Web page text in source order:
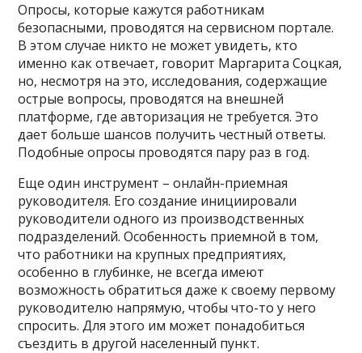
Опросы, которые кажутся работникам
безопасными, проводятся на сервисном портале.
В этом случае никто не может увидеть, кто
именно как отвечает, говорит Маргарита Соцкая,
но, несмотря на это, исследования, содержащие
острые вопросы, проводятся на внешней
платформе, где авторизация не требуется. Это
дает больше шансов получить честный ответы.
Подобные опросы проводятся пару раз в год.
Еще один инструмент – онлайн-приемная
руководителя. Его создание инициировали
руководители одного из производственных
подразделений. Особенность приемной в том,
что работники на крупных предприятиях,
особенно в глубинке, не всегда имеют
возможность обратиться даже к своему первому
руководителю напрямую, чтобы что-то у него
спросить. Для этого им может понадобиться
съездить в другой населенный пункт.